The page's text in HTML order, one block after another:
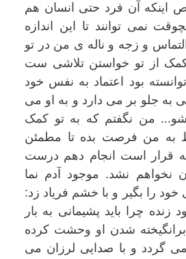
آن فرد حتی انسان هم
نمی توانند تا این اندازه
و زجه و ناله ی من در تو
از تو خواستن تلاشی ست
بود اعتماد به نفس خود
به جلو بر می دارد و به او می
من نگفتم که به تو کمک
من فرصت بده تا مطمئن
قرار است انجام دهم درست
نشد. موجود آدم نما
را بگیر و با خشم فریاد زد:
چرا باید پشیمانی به بار
شدن او وحشت کرده
گردد و با صدایی لرزان می